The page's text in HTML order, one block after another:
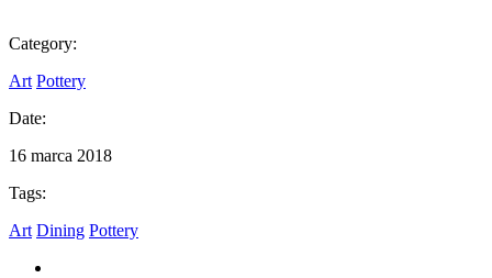
Category:
Art Pottery
Date:
16 marca 2018
Tags:
Art Dining Pottery